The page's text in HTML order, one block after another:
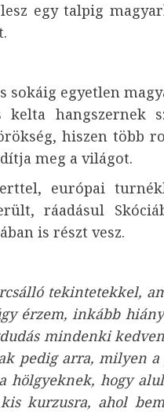
egy talpig
sokáig egyetlen
hangszernek
hiszen több
meg a világot.
európai
ráadásul
is részt vesz.
tekintetekkel,
érzem, inkább
mindenki
pedig arra, milyen
hölgyeknek, hogy
kurzusra, ahol